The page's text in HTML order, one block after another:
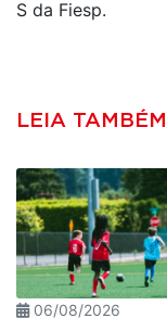
S da Fiesp.
LEIA TAMBÉM
06/08/2026